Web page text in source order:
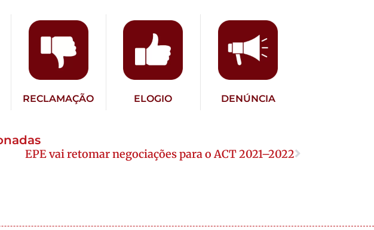
RECLAMAÇÃO ELOGIO DENÚNCIA
EPE vai retomar negociações para o ACT 2021–2022